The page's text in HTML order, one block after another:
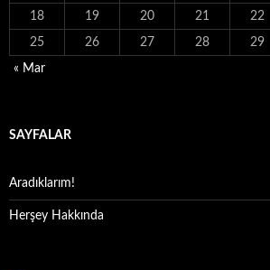
18 19 20 21 22
25 26 27 28 29
« Mar
SAYFALAR
Aradıklarım!
Herşey Hakkında